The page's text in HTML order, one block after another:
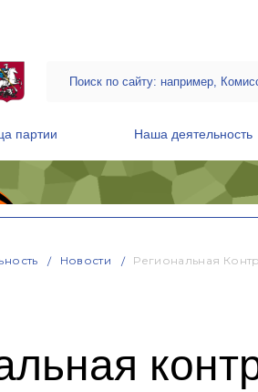
партии Наша деятельность
Новости
Региональная